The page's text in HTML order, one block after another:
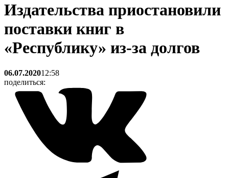
Издательства приостановили
поставки книг в
«Республику» из-за долгов
06.07.202012:58
поделиться: